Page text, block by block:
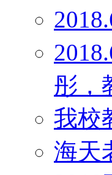
彤，
我校
海天